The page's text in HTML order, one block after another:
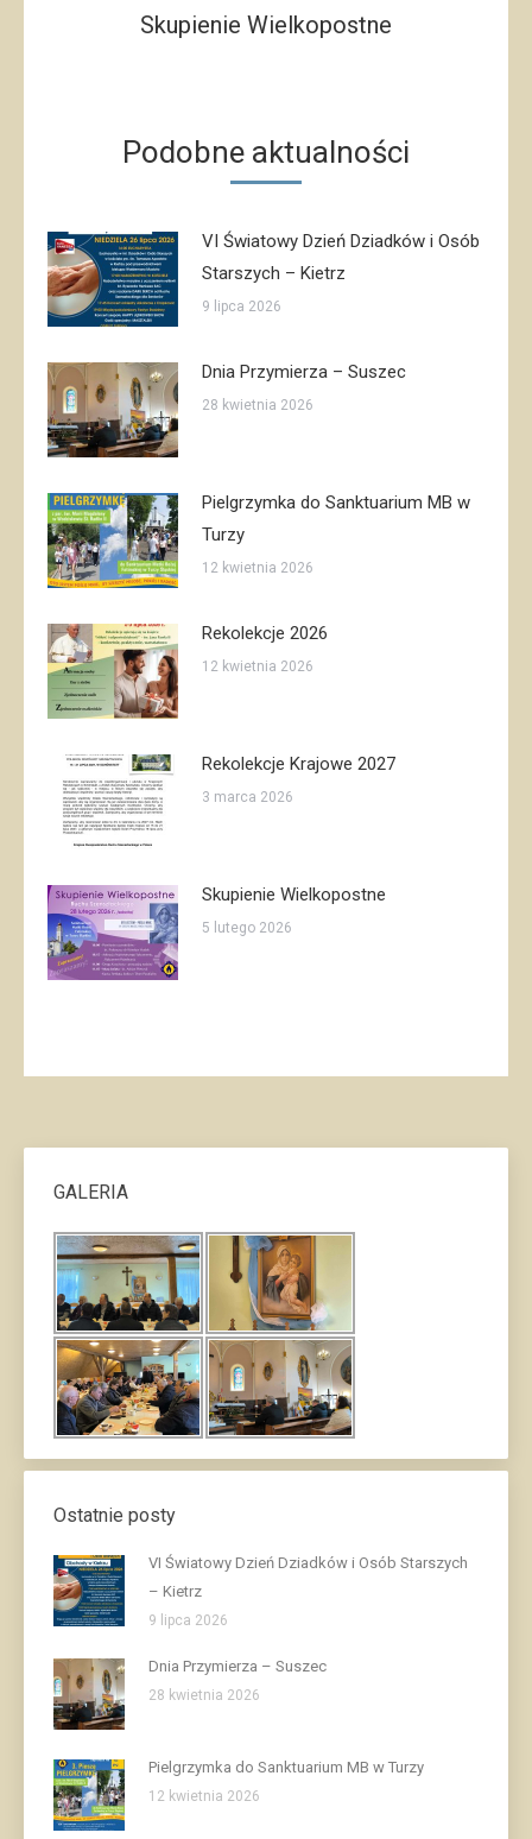
Następny
Skupienie Wielkopostne
Podobne aktualności
VI Światowy Dzień Dziadków i Osób
Starszych – Kietrz
9 lipca 2026
Dnia Przymierza – Suszec
28 kwietnia 2026
Pielgrzymka do Sanktuarium MB w
Turzy
12 kwietnia 2026
Rekolekcje 2026
12 kwietnia 2026
Rekolekcje Krajowe 2027
3 marca 2026
Skupienie Wielkopostne
5 lutego 2026
GALERIA
Ostatnie posty
VI Światowy Dzień Dziadków i Osób Starszych
– Kietrz
9 lipca 2026
Dnia Przymierza – Suszec
28 kwietnia 2026
Pielgrzymka do Sanktuarium MB w Turzy
12 kwietnia 2026